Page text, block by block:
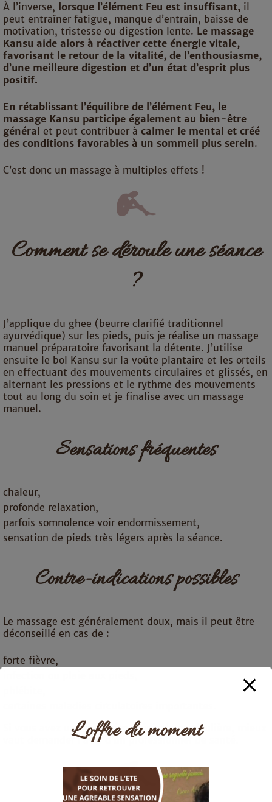
À l’inverse, lorsque l’élément Feu est insuffisant, il
peut entraîner fatigue, manque d’entrain, baisse de
motivation, tristesse ou digestion lente. Le massage
Kansu aide alors à réactiver cette énergie vitale,
favorisant le retour de la vitalité, de l’enthousiasme,
d’une meilleure digestion et d’un état d’esprit plus
positif.
En rétablissant l’équilibre de l’élément Feu, le
massage Kansu participe également au bien-être
général et peut contribuer à calmer le mental et créé
des conditions favorables à un sommeil plus serein.
C’est donc un massage à multiples effets !
Comment se déroule une séance
?
J’applique du ghee (beurre clarifié traditionnel
ayurvédique) sur les pieds, puis je réalise un massage
manuel préparatoire favorisant la détente. J’utilise
ensuite le bol Kansu sur la voûte plantaire et les orteils
en effectuant des mouvements circulaires et glissés, en
alternant les pressions et le rythme des mouvements
tout au long du soin et je finalise avec un massage
manuel.
Sensations fréquentes
chaleur,
profonde relaxation,
parfois somnolence voir endormissement,
sensation de pieds très légers après la séance.
Contre-indications possibles
Le massage est généralement doux, mais il peut être
déconseillé en cas de :
forte fièvre,
Si vous avez une condition médicale particulière, mieux
vaut demander l’avis d’un professionnel de santé.
L’offre du moment